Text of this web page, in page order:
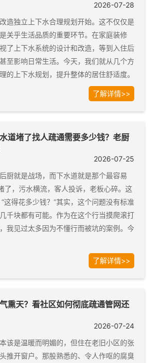
2026-07-28
造独立上下水合理规划开始。这不仅仅是
关乎生活品质的重要环节。在家庭装修
了上下水系统的设计和改造，等到入住后
至影响日常生活。今天，我们就从几个方
的上下水规划，提升整体的居住舒适度。
了解详情>>
道堵了找人疏通需要多少钱？老厨
2026-07-25
厨就是战场，而下水道就是那个最容易
了，污水横流，客人投诉，老板心碎。这
这得花多少钱？”其实，这个问题没有标准
千块都有可能。作为在这个行当摸爬滚打
我见过太多因为不懂行而被坑的案例。今
了解详情>>
熏天？看社区如何彻底疏通管网还
2026-07-24
该是温暖而明媚的，但住在老旧小区的张
推开窗户。那股熟悉的、令人作呕的腐臭